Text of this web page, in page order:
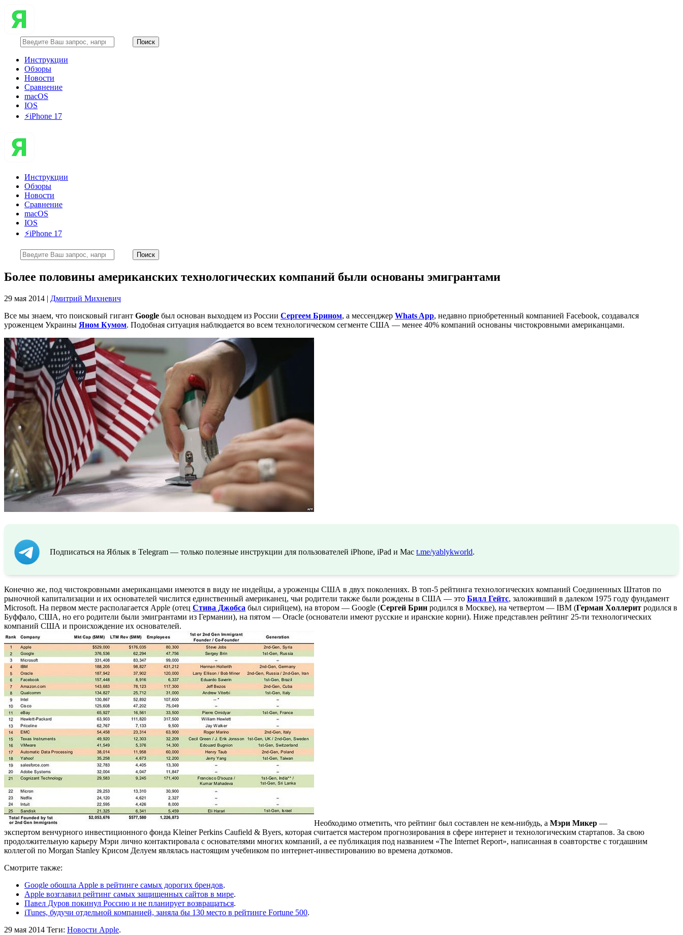
Инструкции
Обзоры
Новости
Сравнение
macOS
IOS
⚡️iPhone 17
Инструкции
Обзоры
Новости
Сравнение
macOS
IOS
⚡️iPhone 17
Более половины американских технологических компаний были основаны эмигрантами
29 мая 2014 | Дмитрий Михневич
Все мы знаем, что поисковый гигант Google был основан выходцем из России Сергеем Брином, а мессенджер Whats App, недавно приобретенный компанией Facebook, создавался
уроженцем Украины Яном Кумом. Подобная ситуация наблюдается во всем технологическом сегменте США — менее 40% компаний основаны чистокровными американцами.
Подписаться на Яблык в Telegram — только полезные инструкции для пользователей iPhone, iPad и Mac t.me/yablykworld.
Конечно же, под чистокровными американцами имеются в виду не индейцы, а уроженцы США в двух поколениях. В топ-5 рейтинга технологических компаний Соединенных Штатов по
рыночной капитализации и их основателей числится единственный американец, чьи родители также были рождены в США — это Билл Гейтс, заложивший в далеком 1975 году фундамент
Microsoft. На первом месте располагается Apple (отец Стива Джобса был сирийцем), на втором — Google (Сергей Брин родился в Москве), на четвертом — IBM (Герман Холлерит родился в
Буффало, США, но его родители были эмигрантами из Германии), на пятом — Oracle (основатели имеют русские и иранские корни). Ниже представлен рейтинг 25-ти технологических
компаний США и происхождение их основателей.
Необходимо отметить, что рейтинг был составлен не кем-нибудь, а Мэри Микер —
экспертом венчурного инвестиционного фонда Kleiner Perkins Caufield & Byers, которая считается мастером прогнозирования в сфере интернет и технологическим стартапов. За свою
продолжительную карьеру Мэри лично контактировала с основателями многих компаний, а ее публикация под названием «The Internet Report», написанная в соавторстве с тогдашним
коллегой по Morgan Stanley Крисом Делуем являлась настоящим учебником по интернет-инвестированию во времена доткомов.
Смотрите также:
Google обошла Apple в рейтинге самых дорогих брендов.
Apple возглавил рейтинг самых защищенных сайтов в мире.
Павел Дуров покинул Россию и не планирует возвращаться.
iTunes, будучи отдельной компанией, заняла бы 130 место в рейтинге Fortune 500.
29 мая 2014 Теги: Новости Apple.